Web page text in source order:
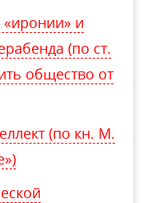
и
(по ст.
общество от
(по кн. М.